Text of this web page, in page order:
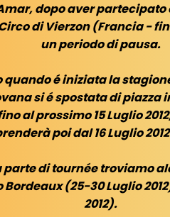
dopo aver
di Vierzon (Francia -
un periodo di pausa.
é iniziata la
si é spostata di piazza
al prossimo 15 Luglio
poi dal 16 Luglio
parte di tournée troviamo
(25-30 Luglio
2012).